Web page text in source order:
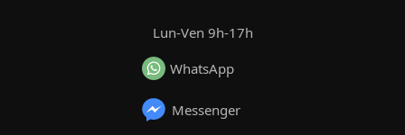
Lun-Ven 9h-17h
WhatsApp
Messenger